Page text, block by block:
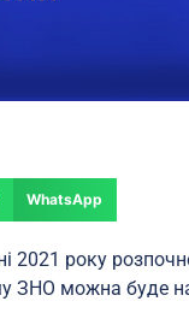
WhatsApp
року
ЗНО можна буде